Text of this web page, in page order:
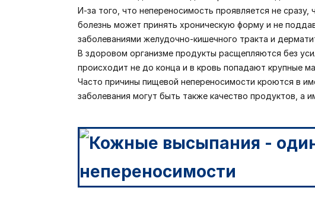
И-за того, что непереносимость проявляется не
болезнь может принять хроническую форму и не
заболеваниями желудочно-кишечного тракта и
В здоровом организме продукты расщепляются без
происходит не до конца и в кровь попадают крупные
Часто причины пищевой непереносимости кроются в
заболевания могут быть также качество продуктов, а